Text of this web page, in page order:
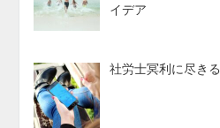
イデア
社労士冥利に尽き